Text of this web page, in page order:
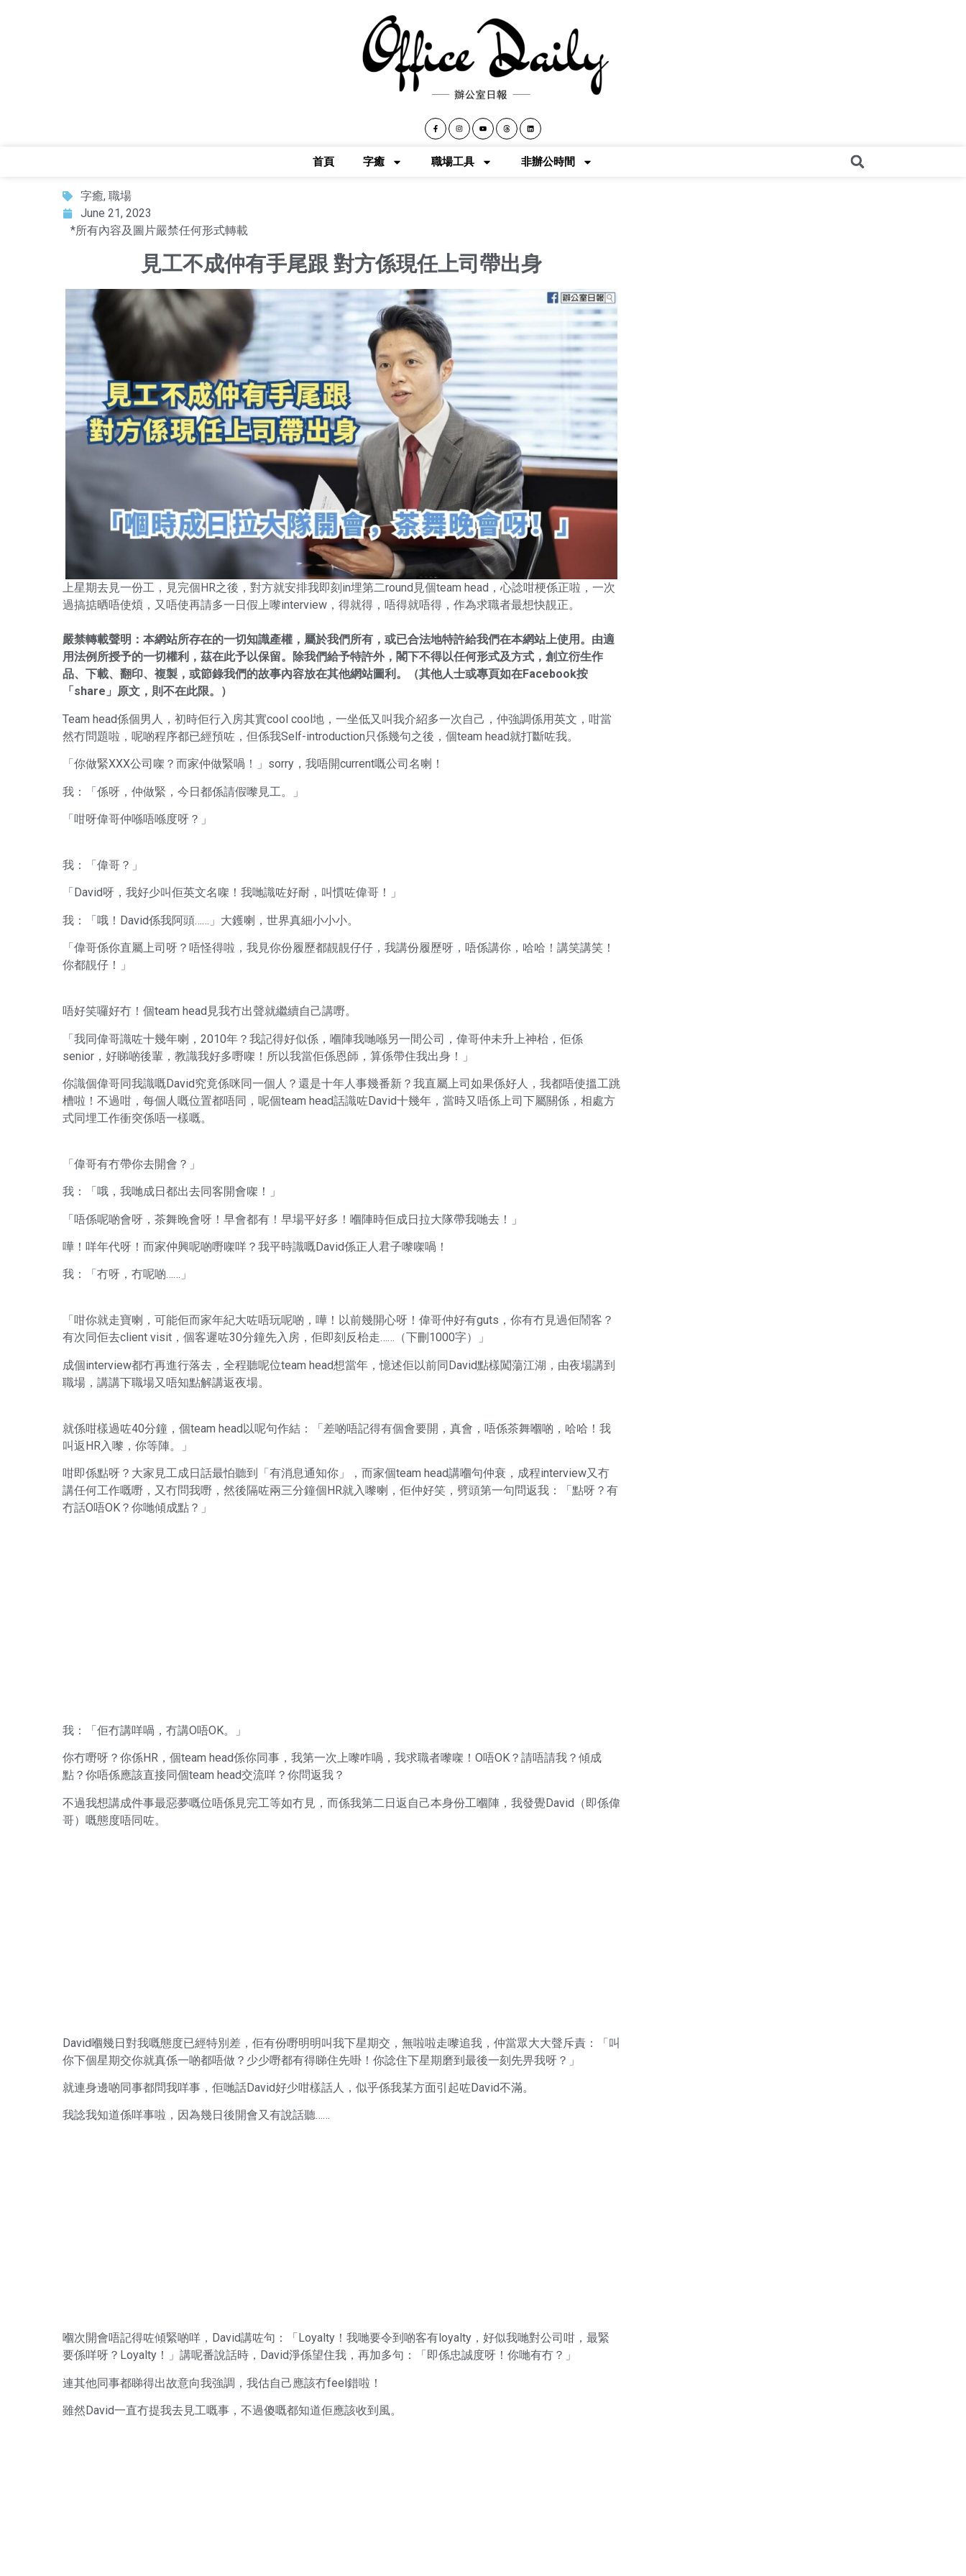
首頁 字癒 職場工具 非辦公時間
字癒, 職場
June 21, 2023
*所有內容及圖片嚴禁任何形式轉載
見工不成仲有手尾跟 對方係現任上司帶出身
上星期去見一份工，見完個HR之後，對方就安排我即刻in埋第二round見個team head，心諗咁梗係正啦，一次
過搞掂晒唔使煩，又唔使再請多一日假上嚟interview，得就得，唔得就唔得，作為求職者最想快靚正。
嚴禁轉載聲明：本網站所存在的一切知識產權，屬於我們所有，或已合法地特許給我們在本網站上使用。由適
用法例所授予的一切權利，茲在此予以保留。除我們給予特許外，閣下不得以任何形式及方式，創立衍生作
品、下載、翻印、複製，或節錄我們的故事內容放在其他網站圖利。（其他人士或專頁如在Facebook按
「share」原文，則不在此限。）
Team head係個男人，初時佢行入房其實cool cool地，一坐低又叫我介紹多一次自己，仲強調係用英文，咁當
然冇問題啦，呢啲程序都已經預咗，但係我Self-introduction只係幾句之後，個team head就打斷咗我。
「你做緊XXX公司㗎？而家仲做緊喎！」sorry，我唔開current嘅公司名喇！
我：「係呀，仲做緊，今日都係請假嚟見工。」
「咁呀偉哥仲喺唔喺度呀？」
我：「偉哥？」
「David呀，我好少叫佢英文名㗎！我哋識咗好耐，叫慣咗偉哥！」
我：「哦！David係我阿頭……」大鑊喇，世界真細小小小。
「偉哥係你直屬上司呀？唔怪得啦，我見你份履歷都靚靚仔仔，我講份履歷呀，唔係講你，哈哈！講笑講笑！
你都靚仔！」
唔好笑囉好冇！個team head見我冇出聲就繼續自己講嘢。
「我同偉哥識咗十幾年喇，2010年？我記得好似係，嗰陣我哋喺另一間公司，偉哥仲未升上神枱，佢係
senior，好睇啲後輩，教識我好多嘢㗎！所以我當佢係恩師，算係帶住我出身！」
你識個偉哥同我識嘅David究竟係咪同一個人？還是十年人事幾番新？我直屬上司如果係好人，我都唔使搵工跳
槽啦！不過咁，每個人嘅位置都唔同，呢個team head話識咗David十幾年，當時又唔係上司下屬關係，相處方
式同埋工作衝突係唔一樣嘅。
「偉哥有冇帶你去開會？」
我：「哦，我哋成日都出去同客開會㗎！」
「唔係呢啲會呀，茶舞晚會呀！早會都有！早場平好多！嗰陣時佢成日拉大隊帶我哋去！」
嘩！咩年代呀！而家仲興呢啲嘢㗎咩？我平時識嘅David係正人君子嚟㗎喎！
我：「冇呀，冇呢啲……」
「咁你就走寶喇，可能佢而家年紀大咗唔玩呢啲，嘩！以前幾開心呀！偉哥仲好有guts，你有冇見過佢鬧客？
有次同佢去client visit，個客遲咗30分鐘先入房，佢即刻反枱走……（下刪1000字）」
成個interview都冇再進行落去，全程聽呢位team head想當年，憶述佢以前同David點樣闖蕩江湖，由夜場講到
職場，講講下職場又唔知點解講返夜場。
就係咁樣過咗40分鐘，個team head以呢句作結：「差啲唔記得有個會要開，真會，唔係茶舞嗰啲，哈哈！我
叫返HR入嚟，你等陣。」
咁即係點呀？大家見工成日話最怕聽到「有消息通知你」，而家個team head講嗰句仲衰，成程interview又冇
講任何工作嘅嘢，又冇問我嘢，然後隔咗兩三分鐘個HR就入嚟喇，佢仲好笑，劈頭第一句問返我：「點呀？有
冇話O唔OK？你哋傾成點？」
我：「佢冇講咩喎，冇講O唔OK。」
你冇嘢呀？你係HR，個team head係你同事，我第一次上嚟咋喎，我求職者嚟㗎！O唔OK？請唔請我？傾成
點？你唔係應該直接同個team head交流咩？你問返我？
不過我想講成件事最惡夢嘅位唔係見完工等如冇見，而係我第二日返自己本身份工嗰陣，我發覺David（即係偉
哥）嘅態度唔同咗。
David嗰幾日對我嘅態度已經特別差，佢有份嘢明明叫我下星期交，無啦啦走嚟追我，仲當眾大大聲斥責：「叫
你下個星期交你就真係一啲都唔做？少少嘢都有得睇住先啩！你諗住下星期磨到最後一刻先畀我呀？」
就連身邊啲同事都問我咩事，佢哋話David好少咁樣話人，似乎係我某方面引起咗David不滿。
我諗我知道係咩事啦，因為幾日後開會又有說話聽……
嗰次開會唔記得咗傾緊啲咩，David講咗句：「Loyalty！我哋要令到啲客有loyalty，好似我哋對公司咁，最緊
要係咩呀？Loyalty！」講呢番說話時，David淨係望住我，再加多句：「即係忠誠度呀！你哋有冇？」
連其他同事都睇得出故意向我強調，我估自己應該冇feel錯啦！
雖然David一直冇提我去見工嘅事，不過傻嘅都知道佢應該收到風。